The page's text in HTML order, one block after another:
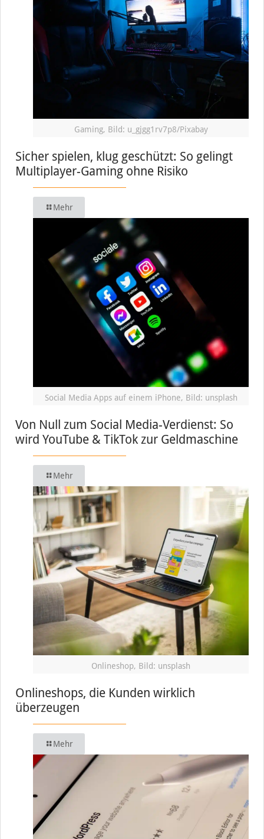
Gaming, Bild: u_gjgg1rv7p8/Pixabay
Sicher spielen, klug geschützt: So gelingt
Multiplayer-Gaming ohne Risiko
Mehr
Social Media Apps auf einem iPhone, Bild: unsplash
Von Null zum Social Media-Verdienst: So
wird YouTube & TikTok zur Geldmaschine
Mehr
Onlineshop, Bild: unsplash
Onlineshops, die Kunden wirklich
überzeugen
Mehr